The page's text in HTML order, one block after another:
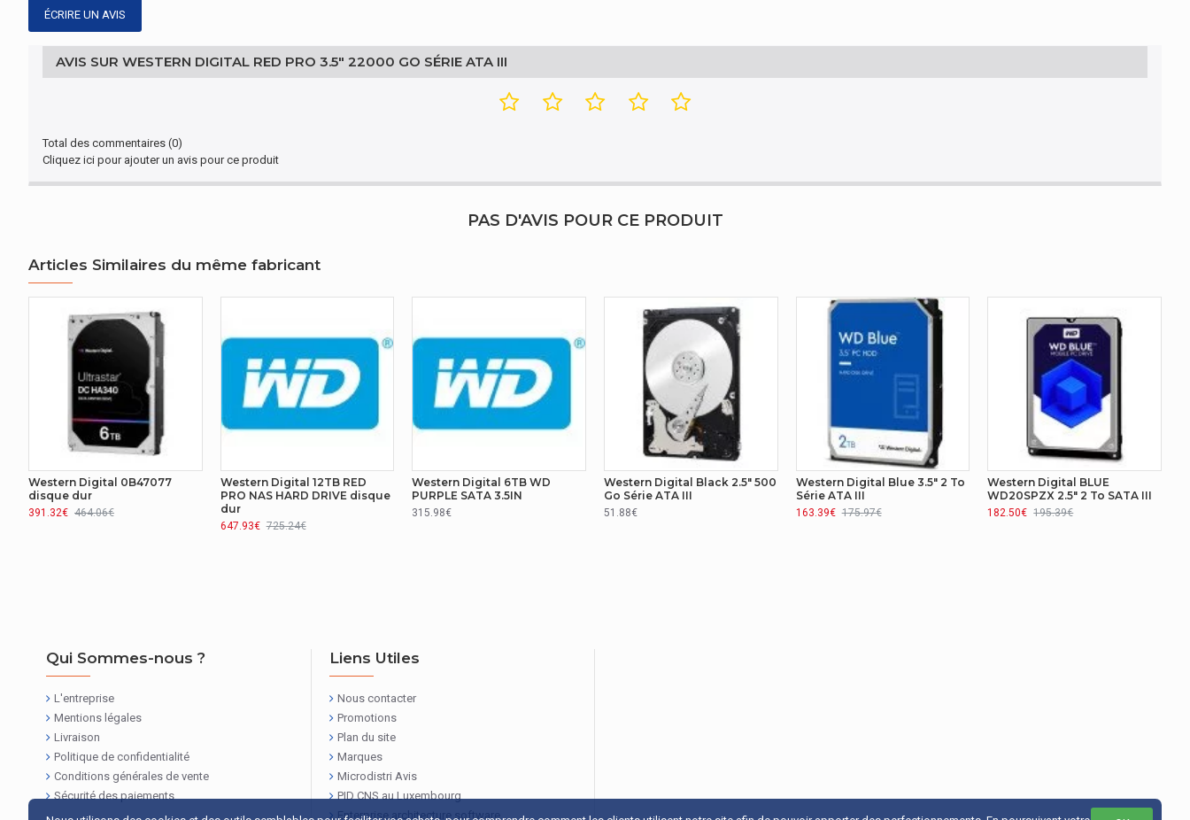
Profondeur
Hauteur
GESTION D'ÉNERGIE
Choc hors fonctionnement
CONDITIONS ENVIRONNEMENTALES
Température d'opération
Température hors fonctionnement
GESTION D'ÉNERGIE
Consommation d'énergie (mode veille) 1,2 W
AUTRES CARACTÉRISTIQUES
Format avancé (AF)
Fonctionnement 24h/24 7j/7
Capteur de chocs
AUTRES CARACTÉRISTIQUES
Type HDD
ÉCRIRE UN AVIS
AVIS SUR WESTERN DIGITAL RED PRO 3.5" 22000 GO SÉRIE ATA III
Total des commentaires (0)
Cliquez ici pour ajouter un avis pour ce produit
PAS D'AVIS POUR CE PRODUIT
Articles Similaires du même fabricant
Western Digital 0B47077
disque dur
391.32€ 464.06€
Western Digital 12TB RED
PRO NAS HARD DRIVE disque
dur
647.93€ 725.24€
Western Digital 6TB WD
PURPLE SATA 3.5IN
315.98€
Western Digital Black 2.5" 500
Go Série ATA III
51.88€
Western Digital Blue 3.5" 2 To
Série ATA III
163.39€ 175.97€
Western Digital BLUE
WD20SPZX 2.5" 2 To SATA III
182.50€ 195.39€
Qui Sommes-nous ?
L'entreprise
Mentions légales
Livraison
Politique de confidentialité
Conditions générales de vente
Sécurité des paiements
Liens Utiles
Nous contacter
Promotions
Plan du site
Marques
Microdistri Avis
PID CNS au Luxembourg
Enterprise architecture software